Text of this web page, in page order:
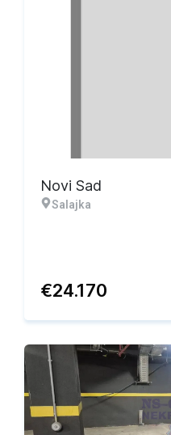
Novi Sad
Salajka
€24.170